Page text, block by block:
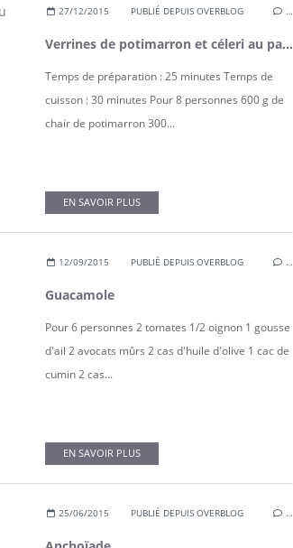
27/12/2015 PUBLIÉ DEPUIS OVERBLOG …
Verrines de potimarron et céleri au pavot
Temps de préparation : 25 minutes Temps de
cuisson : 30 minutes Pour 8 personnes 600 g de
chair de potimarron 300...
EN SAVOIR PLUS
12/09/2015 PUBLIÉ DEPUIS OVERBLOG …
Guacamole
Pour 6 personnes 2 tomates 1/2 oignon 1 gousse
d'ail 2 avocats mûrs 2 cas d'huile d'olive 1 cac de
cumin 2 cas...
EN SAVOIR PLUS
25/06/2015 PUBLIÉ DEPUIS OVERBLOG …